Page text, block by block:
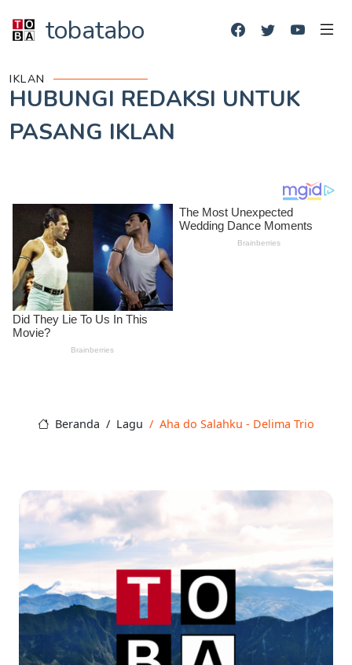
tobatabo
IKLAN
HUBUNGI REDAKSI UNTUK
PASANG IKLAN
Beranda Lagu Aha do Salahku - Delima Trio